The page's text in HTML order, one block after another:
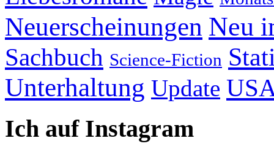
Neuerscheinungen Neu
Sachbuch Science-Fiction
Unterhaltung Update
Ich auf Instagram